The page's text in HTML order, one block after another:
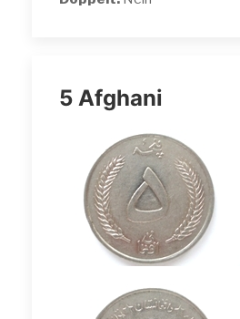
5 Afghani